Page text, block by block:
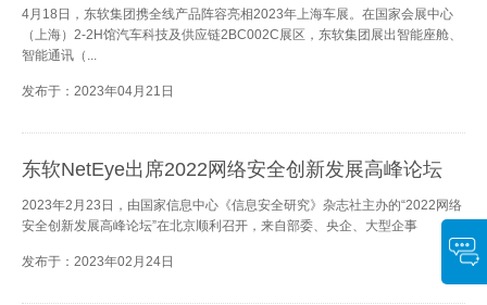
4月18日，东软集团携全线产品阵容亮相2023年上海车展。在国家会展中心
（上海）2-2H馆汽车科技及供应链2BC002C展区，东软集团展出智能座舱、
智能通讯（...
发布于：2023年04月21日
东软NetEye出席2022网络安全创新发展高峰论坛
2023年2月23日，由国家信息中心《信息安全研究》杂志社主办的“2022网络
安全创新发展高峰论坛”在北京顺利召开，来自部委、央企、大型企事
发布于：2023年02月24日